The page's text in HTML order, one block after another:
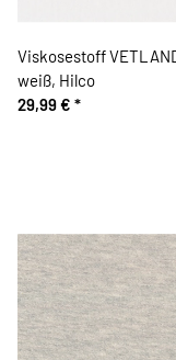
Viskosestoff
weiß, Hilco
29,99 € *